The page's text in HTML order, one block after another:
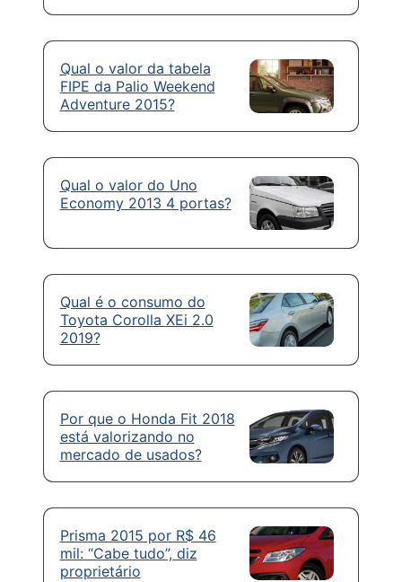
Qual o valor da tabela
FIPE da Palio Weekend
Adventure 2015?
Qual o valor do Uno
Economy 2013 4 portas?
Qual é o consumo do
Toyota Corolla XEi 2.0
2019?
Por que o Honda Fit 2018
está valorizando no
mercado de usados?
Prisma 2015 por R$ 46
mil: “Cabe tudo”, diz
proprietário